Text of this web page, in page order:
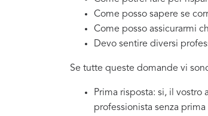
Come posso sapere se
Come posso assicurarmi
Devo sentire diversi
Se tutte queste domande vi
Prima risposta: si, il
professionista senza